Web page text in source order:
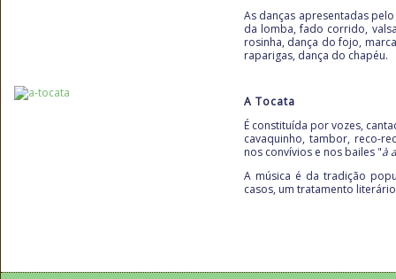
As danças apresentadas
da lomba, fado corrido,
rosinha, dança do fojo,
raparigas, dança do chapéu.
A Tocata
É constituída por vozes,
cavaquinho, tambor, reco-
nos convívios e nos bailes "à
A música é da tradição
casos, um tratamento